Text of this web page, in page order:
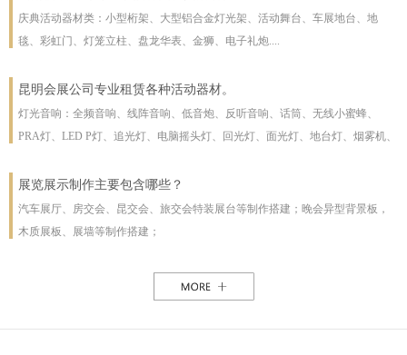
庆典活动器材类：小型桁架、大型铝合金灯光架、活动舞台、车展地台、地
毯、彩虹门、灯笼立柱、盘龙华表、金狮、电子礼炮....
昆明会展公司专业租赁各种活动器材。
灯光音响：全频音响、线阵音响、低音炮、反听音响、话筒、无线小蜜蜂、
PRA灯、LED P灯、追光灯、电脑摇头灯、回光灯、面光灯、地台灯、烟雾机、
展览展示制作主要包含哪些？
汽车展厅、房交会、昆交会、旅交会特装展台等制作搭建；晚会异型背景板，
木质展板、展墙等制作搭建；